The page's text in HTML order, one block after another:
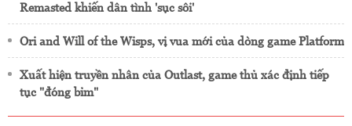
Remasted khiến dân tình 'sục sôi'
Ori and Will of the Wisps, vị vua mới của dòng game Platform
Xuất hiện truyền nhân của Outlast, game thủ xác định tiếp
tục "đóng bỉm"